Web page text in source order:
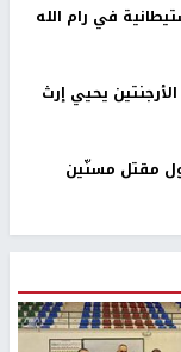
لبناء 627 وحدة استيطانية في رام الله
يحيي إرث
مقتل مسنّين